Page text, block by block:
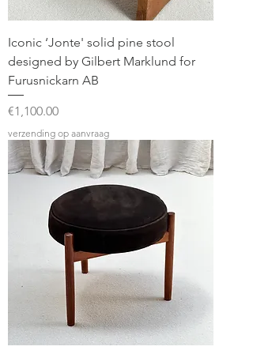
Iconic ‘Jonte' solid pine stool
designed by Gilbert Marklund for
Furusnickarn AB
Price
€1,100.00
verzending op aanvraag